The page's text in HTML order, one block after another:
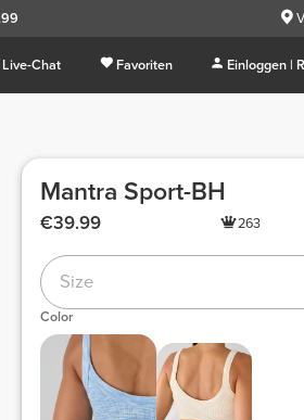
Live-Chat Favoriten Einloggen |
Mantra Sport-BH
€39.99 263
Size
Color